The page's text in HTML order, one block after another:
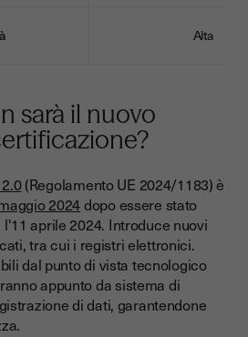
Alta
sarà il nuovo
(Regolamento UE 2024/1183) è
2024dopo essere stato
aprile 2024. Introduce nuovi
tra cui i registri elettronici.
dal punto di vista tecnologico
appunto da sistema di
di dati, garantendone